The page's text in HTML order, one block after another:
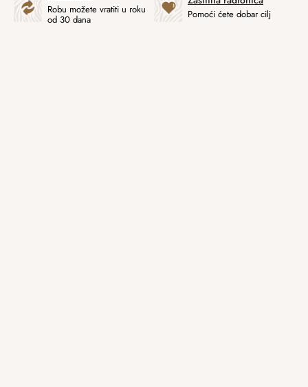
Robu možete vratiti u roku
od 30 dana Pomoći ćete dobar cilj